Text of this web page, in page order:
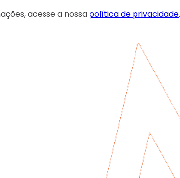
acesse a nossa política de privacidade.